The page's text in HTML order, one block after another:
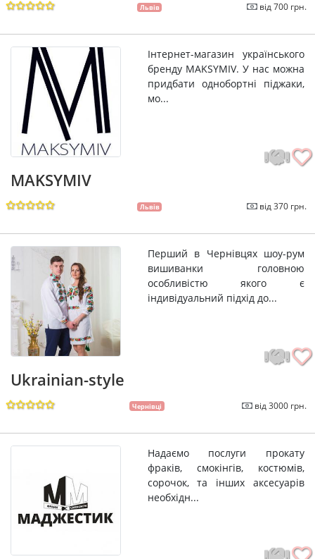
Львів від 700 грн.
Інтернет-магазин українського
бренду MAKSYMIV. У нас можна
придбати однобортні піджаки,
мо...
MAKSYMIV
Львів від 370 грн.
Перший в Чернівцях шоу-рум
вишиванки головною
особливістю якого є
індивідуальний підхід до...
Ukrainian-style
Чернівці від 3000 грн.
Надаємо послуги прокату
фраків, смокінгів, костюмів,
сорочок, та інших аксесуарів
необхідн...